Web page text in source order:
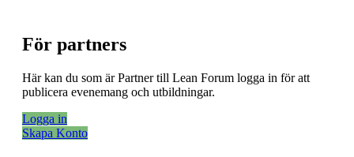
För partners
Här kan du som är Partner till Lean Forum logga in för att
publicera evenemang och utbildningar.
Logga in
Skapa Konto